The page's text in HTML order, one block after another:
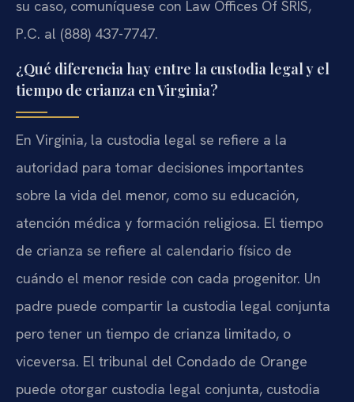
su caso, comuníquese con Law Offices Of SRIS,
P.C. al (888) 437-7747.
¿Qué diferencia hay entre la custodia legal y el
tiempo de crianza en Virginia?
En Virginia, la custodia legal se refiere a la
autoridad para tomar decisiones importantes
sobre la vida del menor, como su educación,
atención médica y formación religiosa. El tiempo
de crianza se refiere al calendario físico de
cuándo el menor reside con cada progenitor. Un
padre puede compartir la custodia legal conjunta
pero tener un tiempo de crianza limitado, o
viceversa. El tribunal del Condado de Orange
puede otorgar custodia legal conjunta, custodia